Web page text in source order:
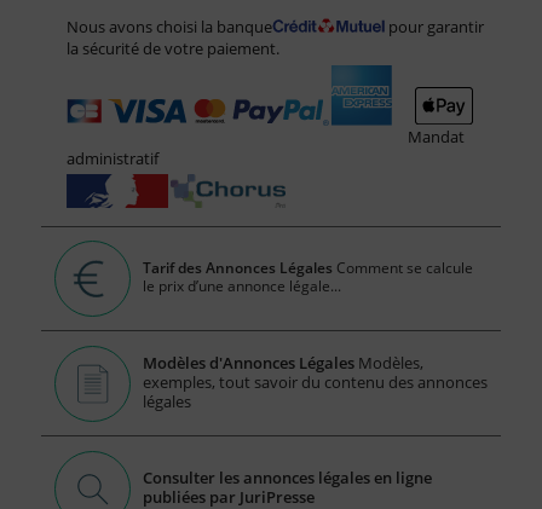
Nous avons choisi la banque
pour garantir
la sécurité de votre paiement.
Mandat
administratif
Tarif des Annonces Légales Comment se calcule
le prix d’une annonce légale...
Modèles d'Annonces Légales Modèles,
exemples, tout savoir du contenu des annonces
légales
Consulter les annonces légales en ligne
publiées par JuriPresse